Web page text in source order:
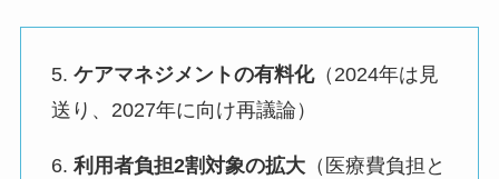
5. ケアマネジメントの有料化（2024年は見
送り、2027年に向け再議論）
6. 利用者負担2割対象の拡大（医療費負担と